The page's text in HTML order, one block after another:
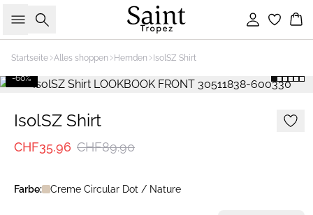
Suche Einloggen
Startseite Alles shoppen Hemden IsolSZ Shirt
-60%
IsolSZ Shirt
CHF35.96 CHF89.90
Farbe: Creme Circular Dot / Nature